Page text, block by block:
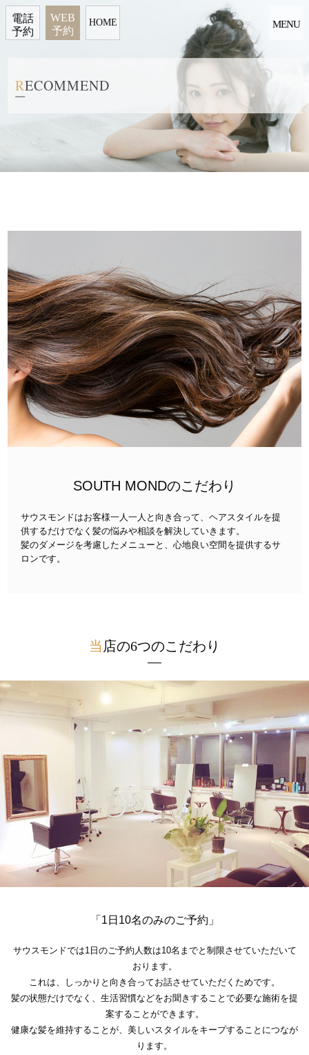
RECOMMEND
SOUTH MONDのこだわり
サウスモンドはお客様一人一人と向き合って、ヘアスタイルを提
供するだけでなく髪の悩みや相談を解決していきます。
髪のダメージを考慮したメニューと、心地良い空間を提供するサ
ロンです。
当 店の6つのこ だわ り
「1日10名のみのご予約」
サウスモンドでは1日のご予約人数は10名までと制限させていただいて
おります。
これは、しっかりと向き合ってお話させていただくためです。
髪の状態だけでなく、生活習慣などをお聞きすることで必要な施術を提
案することができます。
健康な髪を維持することが、美しいスタイルをキープすることにつなが
ります。
MENU
電話
予約
HOME
WEB
予約